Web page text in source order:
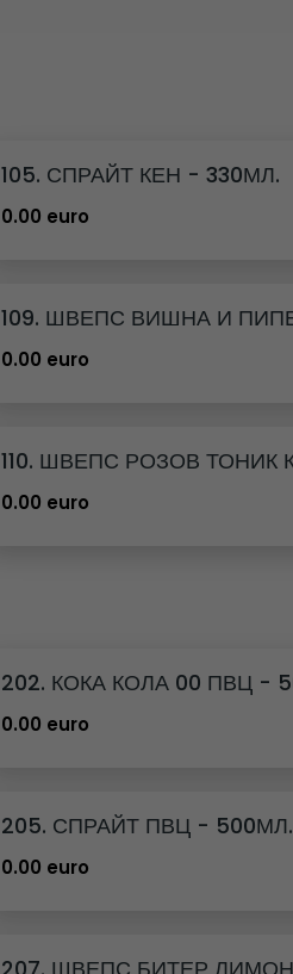
105. СПРАЙТ КЕН - 330МЛ.
0.00 euro
0.00 euro
0.00 euro
0.00 euro
205. СПРАЙТ ПВЦ - 500МЛ.
0.00 euro